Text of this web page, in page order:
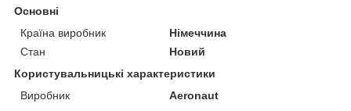
Основні
Країна виробник
Німеччина
Стан
Новий
Користувальницькі характеристики
Виробник
Aeronaut